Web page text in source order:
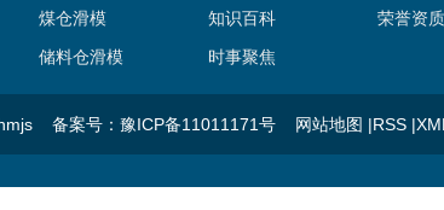
煤仓滑模
储料仓滑模
知识百科
时事聚焦
荣誉资质
备案号： 豫ICP备11011171号 网站地图 |RSS |